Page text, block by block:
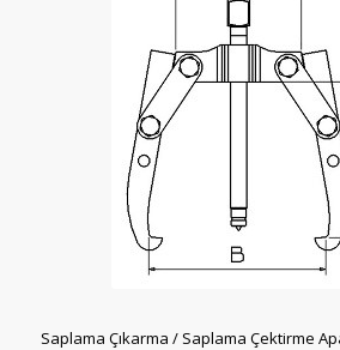
Saplama Çıkarma / Saplama Çektirme